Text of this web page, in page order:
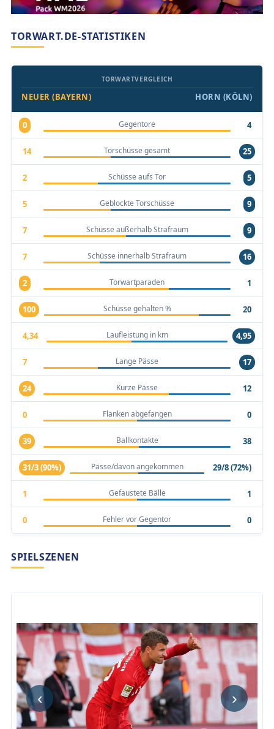
TORWART.DE-STATISTIKEN
NEUER (BAYERN)
TORWARTVERGLEICH
HORN (KÖLN)
0 Gegentore 4
14 Torschüsse gesamt 25
2 Schüsse aufs Tor 5
5 Geblockte Torschüsse 9
7 Schüsse außerhalb Strafraum 9
7 Schüsse innerhalb Strafraum 16
2 Torwartparaden 1
100 Schüsse gehalten % 20
4,34 Laufleistung in km 4,95
7 Lange Pässe 17
24 Kurze Pässe 12
0 Flanken abgefangen 0
39 Ballkontakte 38
31/3 (90%) Pässe/davon angekommen 29/8 (72%)
1 Gefaustete Bälle 1
0 Fehler vor Gegentor 0
SPIELSZENEN
‹ ›